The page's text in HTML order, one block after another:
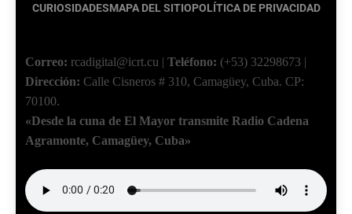
CURIOSIDADESMAPA DEL SITIOPOLÍTICA DE PRIVACIDAD
Correo: rcadigital@icrt.cu | Teléfono: (+53) 32298673 |
Dirección: Calle Cisneros # 310, Camagüey, Cuba. CP:
70100.
«Desde la cuna de El Mayor transmite Radio Cadena
Agramonte, Camagüey, Cuba»